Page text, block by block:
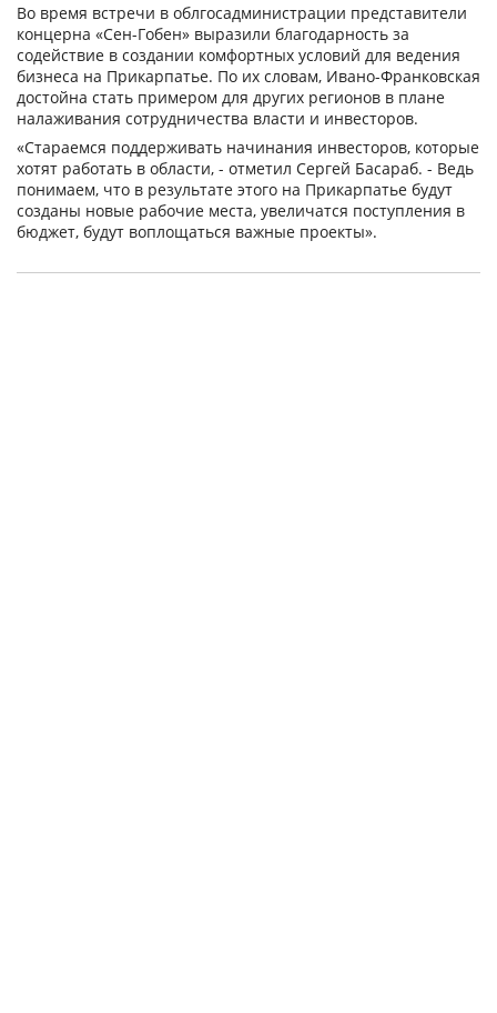
Во время встречи в облгосадминистрации представители
концерна «Сен-Гобен» выразили благодарность за
содействие в создании комфортных условий для ведения
бизнеса на Прикарпатье. По их словам, Ивано-Франковская
достойна стать примером для других регионов в плане
налаживания сотрудничества власти и инвесторов.
«Стараемся поддерживать начинания инвесторов, которые
хотят работать в области, - отметил Сергей Басараб. - Ведь
понимаем, что в результате этого на Прикарпатье будут
созданы новые рабочие места, увеличатся поступления в
бюджет, будут воплощаться важные проекты».